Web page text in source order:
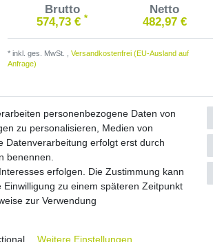
Brutto
Netto
574,73 €* 482,97 €
*inkl. ges. MwSt. ,Versandkostenfrei (EU-Ausland auf
Anfrage)
Impressum Daten­schutz­erklärung
by NETWAVES GmbH | Alle Rechte vorbehalten.
personenbezogene Daten von
zu personalisieren, Medien von
Datenverarbeitung erfolgt erst durch
benennen.
erfolgen. Die Zustimmung kann
zu einem späteren Zeitpunkt
zur Verwendung
Weitere Einstellungen